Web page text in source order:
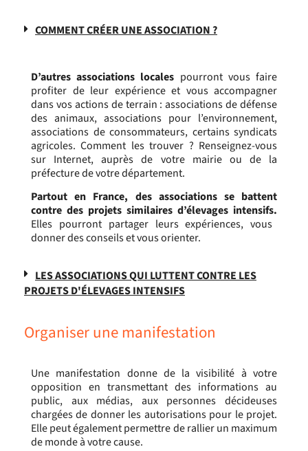
COMMENT CRÉER UNE ASSOCIATION ?
D’autres associations locales pourront vous faire
profiter de leur expérience et vous accompagner
dans vos actions de terrain : associations de défense
des animaux, associations pour l’environnement,
associations de consommateurs, certains syndicats
agricoles. Comment les trouver ? Renseignez-vous
sur Internet, auprès de votre mairie ou de la
préfecture de votre département.
Partout en France, des associations se battent
contre des projets similaires d’élevages intensifs.
Elles pourront partager leurs expériences, vous
donner des conseils et vous orienter.
LES ASSOCIATIONS QUI LUTTENT CONTRE LES
PROJETS D'ÉLEVAGES INTENSIFS​
Organiser une manifestation
Une manifestation donne de la visibilité à votre
opposition en transmettant des informations au
public, aux médias, aux personnes décideuses
chargées de donner les autorisations pour le projet.
Elle peut également permettre de rallier un maximum
de monde à votre cause.